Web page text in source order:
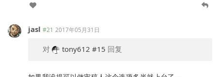
jasl #21 2017年05月31日
对 tony612 #15 回复